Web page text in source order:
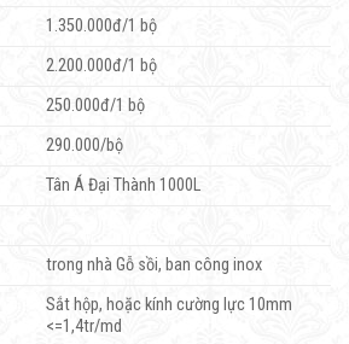
1.350.000đ/1 bộ
2.200.000đ/1 bộ
250.000đ/1 bộ
290.000/bộ
Tân Á Đại Thành 1000L
trong nhà Gỗ sồi, ban công inox
Sắt hộp, hoặc kính cường lực 10mm
<=1,4tr/md